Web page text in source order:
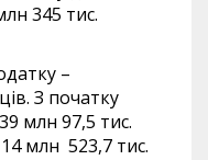
345 тис.
–
З початку
млн 97,5 тис.
млн 523,7 тис.